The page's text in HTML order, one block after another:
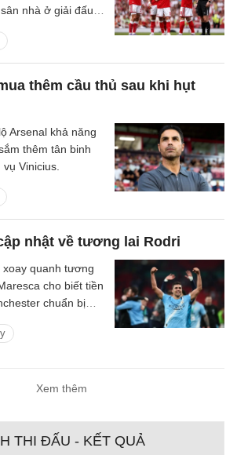
nhà ở giải đấu
chạy đà mà người
muốn.
thêm cầu thủ sau khi hụt
Arsenal khả năng
thêm tân binh
Vinicius.
nhật về tương lai Rodri
quanh tương
cho biết tiền
chuẩn bị
Xem thêm
THI ĐẤU - KẾT QUẢ